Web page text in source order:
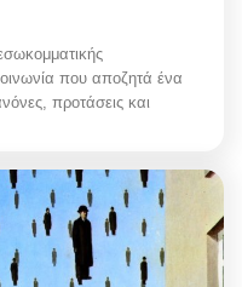
που αποζητά ένα
προτάσεις και